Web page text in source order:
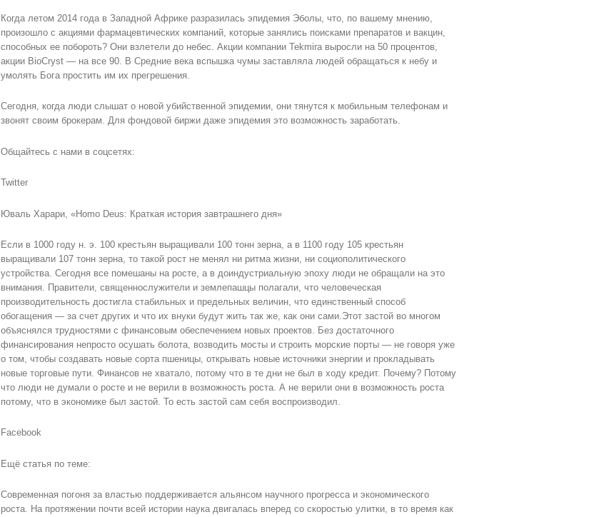
Когда летом 2014 года в Западной Африке разразилась эпидемия Эболы, что, по вашему мнению,
произошло с акциями фармацевтических компаний, которые занялись поисками препаратов и вакцин,
способных ее побороть? Они взлетели до небес. Акции компании Tekmira выросли на 50 процентов,
акции BioCryst — на все 90. В Средние века вспышка чумы заставляла людей обращаться к небу и
умолять Бога простить им их прегрешения.
Сегодня, когда люди слышат о новой убийственной эпидемии, они тянутся к мобильным телефонам и
звонят своим брокерам. Для фондовой биржи даже эпидемия это возможность заработать.
Общайтесь с нами в соцсетях:
Twitter
Юваль Харари, «Homo Deus: Краткая история завтрашнего дня»
Если в 1000 году н. э. 100 крестьян выращивали 100 тонн зерна, а в 1100 году 105 крестьян
выращивали 107 тонн зерна, то такой рост не менял ни ритма жизни, ни социополитического
устройства. Сегодня все помешаны на росте, а в доиндустриальную эпоху люди не обращали на это
внимания. Правители, священнослужители и землепашцы полагали, что человеческая
производительность достигла стабильных и предельных величин, что единственный способ
обогащения — за счет других и что их внуки будут жить так же, как они сами.Этот застой во многом
объяснялся трудностями с финансовым обеспечением новых проектов. Без достаточного
финансирования непросто осушать болота, возводить мосты и строить морские порты — не говоря уже
о том, чтобы создавать новые сорта пшеницы, открывать новые источники энергии и прокладывать
новые торговые пути. Финансов не хватало, потому что в те дни не был в ходу кредит. Почему? Потому
что люди не думали о росте и не верили в возможность роста. А не верили они в возможность роста
потому, что в экономике был застой. То есть застой сам себя воспроизводил.
Facebook
Ещё статья по теме:
Современная погоня за властью поддерживается альянсом научного прогресса и экономического
роста. На протяжении почти всей истории наука двигалась вперед со скоростью улитки, в то время как